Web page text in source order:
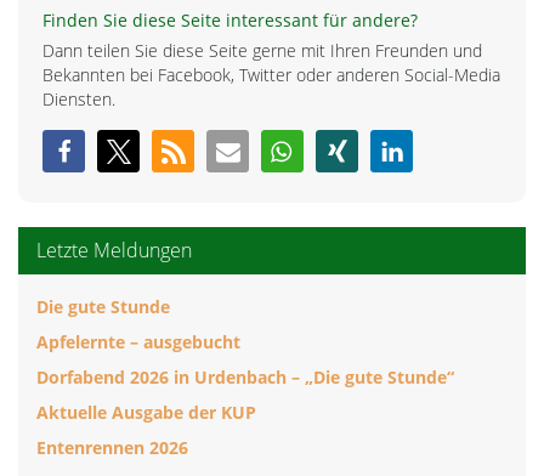
Finden Sie diese Seite interessant für andere?
Dann teilen Sie diese Seite gerne mit Ihren Freunden und
Bekannten bei Facebook, Twitter oder anderen Social-Media
Diensten.
Letzte Meldungen
Die gute Stunde
Apfelernte – ausgebucht
Dorfabend 2026 in Urdenbach – „Die gute Stunde“
Aktuelle Ausgabe der KUP
Entenrennen 2026